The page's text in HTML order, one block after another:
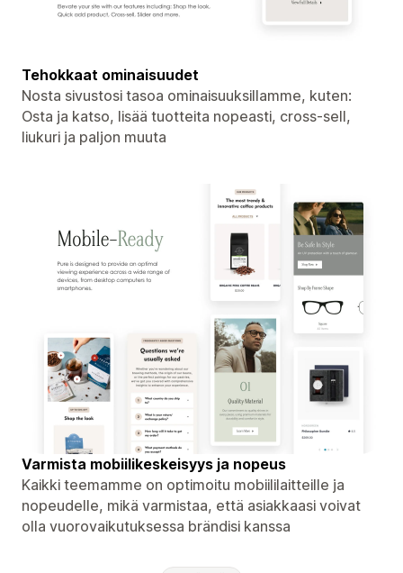
Tehokkaat ominaisuudet
Nosta sivustosi tasoa ominaisuuksillamme, kuten:
Osta ja katso, lisää tuotteita nopeasti, cross-sell,
liukuri ja paljon muuta
Varmista mobiilikeskeisyys ja nopeus
Kaikki teemamme on optimoitu mobiililaitteille ja
nopeudelle, mikä varmistaa, että asiakkaasi voivat
olla vuorovaikutuksessa brändisi kanssa